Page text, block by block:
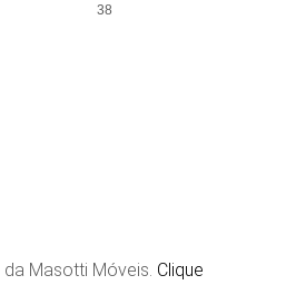
38
Masotti Móveis. Clique